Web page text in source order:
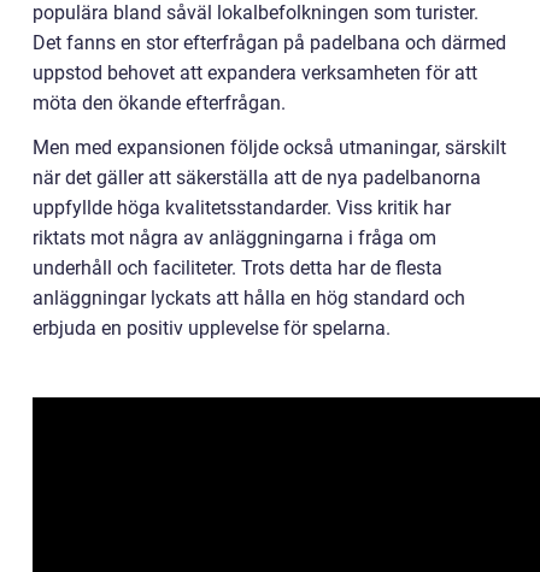
populära bland såväl lokalbefolkningen som turister.
Det fanns en stor efterfrågan på padelbana och därmed
uppstod behovet att expandera verksamheten för att
möta den ökande efterfrågan.
Men med expansionen följde också utmaningar, särskilt
när det gäller att säkerställa att de nya padelbanorna
uppfyllde höga kvalitetsstandarder. Viss kritik har
riktats mot några av anläggningarna i fråga om
underhåll och faciliteter. Trots detta har de flesta
anläggningar lyckats att hålla en hög standard och
erbjuda en positiv upplevelse för spelarna.